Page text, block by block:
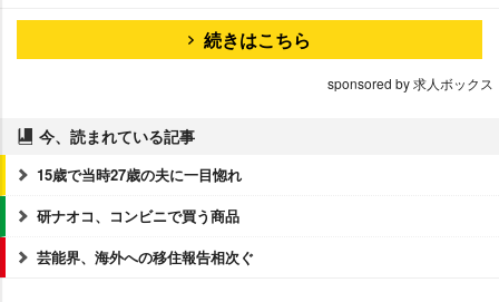
続きはこちら
sponsored by 求人ボックス
今、読まれている記事
15歳で当時27歳の夫に一目惚れ
研ナオコ、コンビニで買う商品
芸能界、海外への移住報告相次ぐ